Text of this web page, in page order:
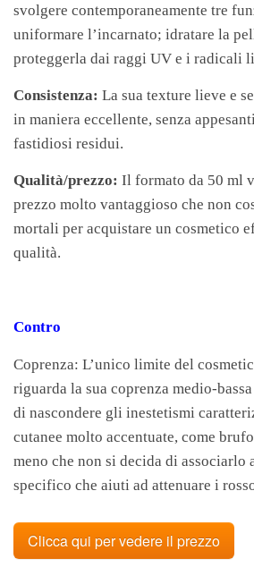
svolgere contemporaneamente tre
uniformare l’incarnato; idratare la
proteggerla dai raggi UV e i radicali
Consistenza: La sua texture lieve e
in maniera eccellente, senza
fastidiosi residui.
Qualità/prezzo: Il formato da 50 ml
prezzo molto vantaggioso che non
mortali per acquistare un cosmetico
qualità.
Contro
Coprenza: L’unico limite del
riguarda la sua coprenza medio-
di nascondere gli inestetismi
cutanee molto accentuate, come
meno che non si decida di associarlo
specifico che aiuti ad attenuare i
Clicca qui per vedere il prezzo